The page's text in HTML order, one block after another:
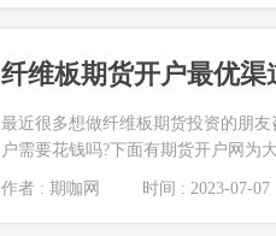
纤维板期货开户最优
最近很多想做纤维板期货投资的朋
户需要花钱吗?下面有期货开户网为
作者 : 期咖网 时间 : 2023-07-07